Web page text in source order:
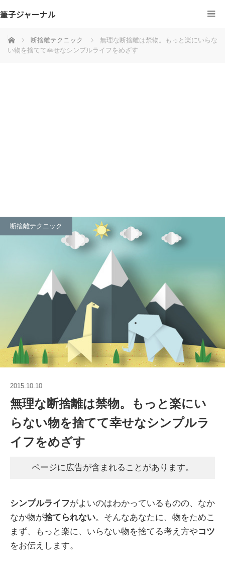
筆子ジャーナル
ホーム 断捨離テクニック
無理な断捨離は禁物。もっと楽にいらな
い物を捨てて幸せなシンプルライフをめざす
断捨離テクニック
2015.10.10
無理な断捨離は禁物。もっと楽にい
らない物を捨てて幸せなシンプルラ
イフをめざす
ページに広告が含まれることがあります。
シンプルライフがよいのはわかっているものの、なか
なか物が捨てられない。そんなあなたに、物をためこ
まず、もっと楽に、いらない物を捨てる考え方やコツ
をお伝えします。